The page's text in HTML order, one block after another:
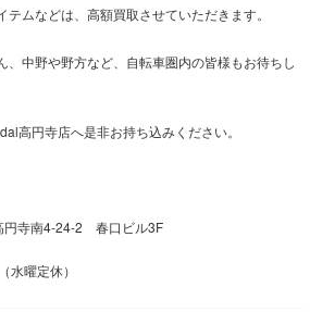
ムなどは、高額買取させていただきます。
、中野や野方など、自転車圏内の皆様もお待ちし
高円寺店へ是非お持ち込みください。
円寺南4-24-2 春口ビル3F
曜定休）